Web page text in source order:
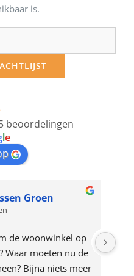
is.
beoordelingen
le
Groen
de woonwinkel op
Waar moeten nu de
Bijna niets meer